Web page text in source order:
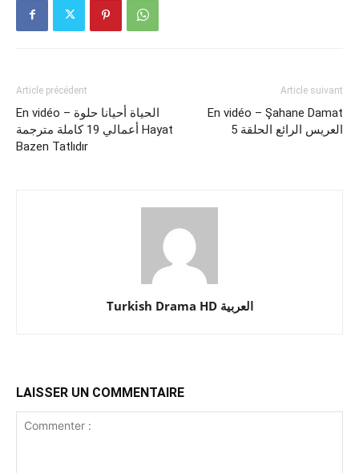
Article précédent
En vidéo – الحياة أحيانا حلوة
أعمالي 19 كاملة مترجمة Hayat
Bazen Tatlıdır
Article suivant
En vidéo – Şahane Damat
العريس الرائع الحلقة 5
Turkish Drama HD العربية
LAISSER UN COMMENTAIRE